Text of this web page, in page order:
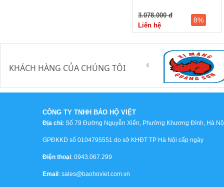
3.078.000 đ
Liên hệ
8%
KHÁCH HÀNG CỦA CHÚNG TÔI
CÔNG TY TNHH BẢO HỘ VIỆT
Địa chỉ: Số 79 Đường Nguyễn Xiển, Phường Khương Đình, Hà
GPĐKKD số 0104795551 do sở KHĐT TP Hà Nội cấp ngày
Điện thoại: 0943.067.299
Email : sales@baohoviet.com.vn